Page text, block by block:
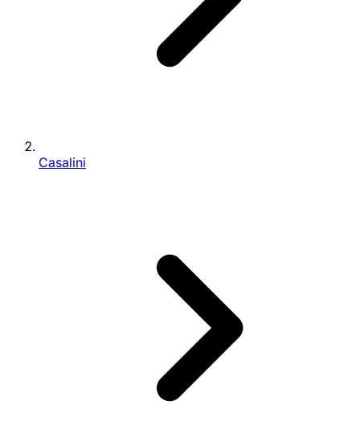
Casalini